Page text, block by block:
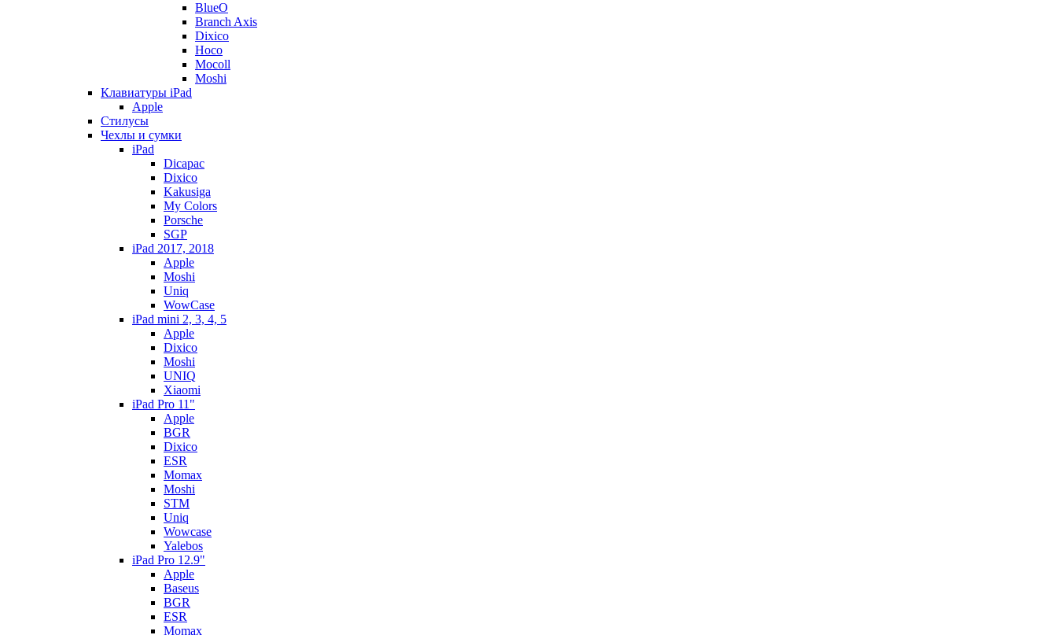
BlueO
Branch Axis
Dixico
Hoco
Mocoll
Moshi
Клавиатуры iPad
Apple
Стилусы
Чехлы и сумки
iPad
Dicapac
Dixico
Kakusiga
My Colors
Porsche
SGP
iPad 2017, 2018
Apple
Moshi
Uniq
WowCase
iPad mini 2, 3, 4, 5
Apple
Dixico
Moshi
UNIQ
Xiaomi
iPad Pro 11"
Apple
BGR
Dixico
ESR
Momax
Moshi
STM
Uniq
Wowcase
Yalebos
iPad Pro 12.9"
Apple
Baseus
BGR
ESR
Momax